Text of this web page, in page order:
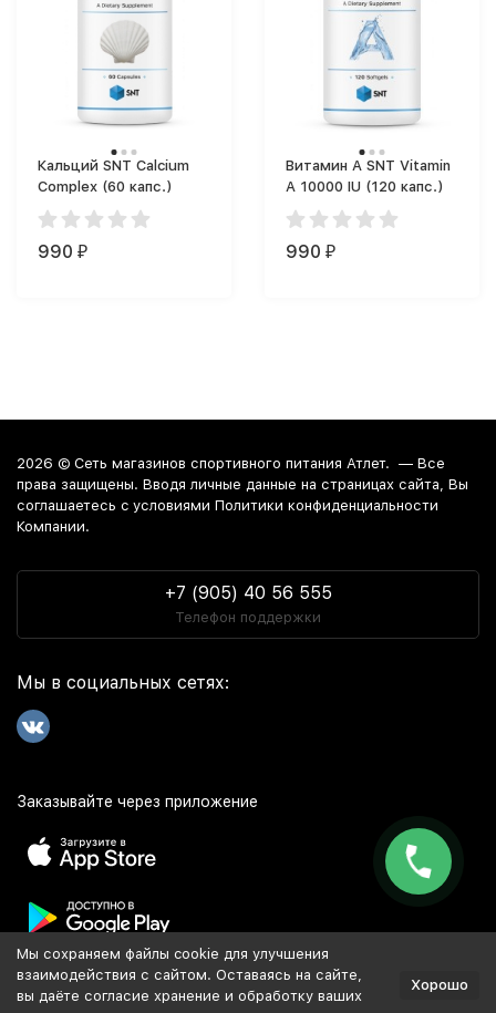
Кальций SNT Calcium
Complex (60 капс.)
990 ₽
Витамин A SNT Vitamin
A 10000 IU (120 капс.)
990 ₽
2026 © Сеть магазинов спортивного питания Атлет. — Все
права защищены. Вводя личные данные на страницах сайта, Вы
соглашаетесь c условиями Политики конфиденциальности
Компании.
+7 (905) 40 56 555
Телефон поддержки
Мы в социальных сетях:
Заказывайте через приложение
Популярное
Мы сохраняем файлы cookie для улучшения
взаимодействия с сайтом. Оставаясь на сайте,
вы даёте согласие хранение и обработку ваших
Хорошо